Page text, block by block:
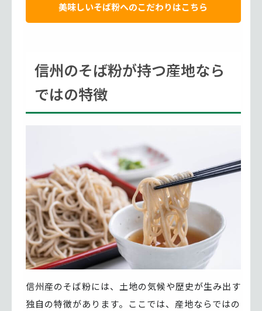
美味しいそば粉へのこだわりはこちら
信州のそば粉が持つ産地なら
ではの特徴
信州産のそば粉には、土地の気候や歴史が生み出す
独自の特徴があります。ここでは、産地ならではの